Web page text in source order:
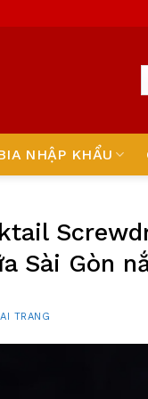
NHẬP KHẨU
Sài Gòn
TRANG